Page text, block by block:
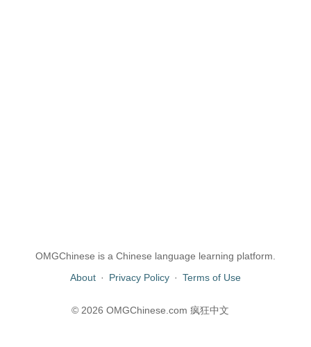
OMGChinese is a Chinese language learning platform.
About · Privacy Policy · Terms of Use
© 2026 OMGChinese.com 疯狂中文